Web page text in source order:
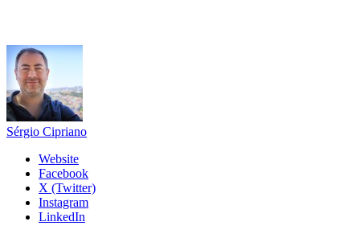
Sérgio Cipriano
Website
Facebook
X (Twitter)
Instagram
LinkedIn